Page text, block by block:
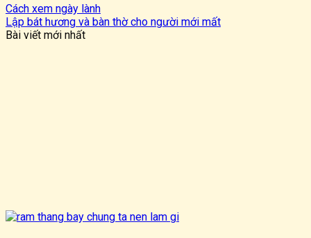
Cách xem ngày lành
Lập bát hương và bàn thờ cho người mới mất
Bài viết mới nhất